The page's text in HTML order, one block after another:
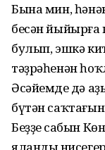
Бына мин,
бесән
булып, эшкә
тәҙрәһенән
Әсәйемдең дә
бүтән
Беҙҙең сабын